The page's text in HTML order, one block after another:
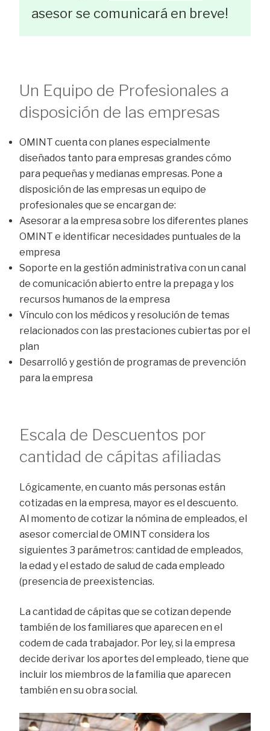
asesor se comunicará en breve!
Un Equipo de Profesionales a
disposición de las empresas
OMINT cuenta con planes especialmente
diseñados tanto para empresas grandes cómo
para pequeñas y medianas empresas. Pone a
disposición de las empresas un equipo de
profesionales que se encargan de:
Asesorar a la empresa sobre los diferentes planes
OMINT e identificar necesidades puntuales de la
empresa
Soporte en la gestión administrativa con un canal
de comunicación abierto entre la prepaga y los
recursos humanos de la empresa
Vínculo con los médicos y resolución de temas
relacionados con las prestaciones cubiertas por el
plan
Desarrolló y gestión de programas de prevención
para la empresa
Escala de Descuentos por
cantidad de cápitas afiliadas
Lógicamente, en cuanto más personas están
cotizadas en la empresa, mayor es el descuento.
Al momento de cotizar la nómina de empleados, el
asesor comercial de OMINT considera los
siguientes 3 parámetros: cantidad de empleados,
la edad y el estado de salud de cada empleado
(presencia de preexistencias.
La cantidad de cápitas que se cotizan depende
también de los familiares que aparecen en el
codem de cada trabajador. Por ley, si la empresa
decide derivar los aportes del empleado, tiene que
incluir los miembros de la familia que aparecen
también en su obra social.